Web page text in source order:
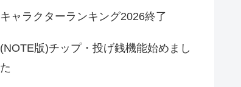
キャラクターランキング2026終了
(NOTE版)チップ・投げ銭機能始めまし
た